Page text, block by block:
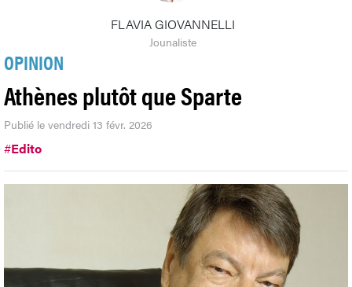
FLAVIA GIOVANNELLI
Jounaliste
OPINION
Athènes plutôt que Sparte
Publié le vendredi 13 févr. 2026
#Edito